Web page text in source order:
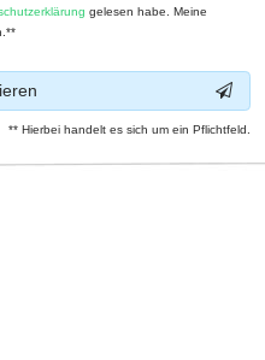
gelesen habe. Meine
** Hierbei handelt es sich um ein Pflichtfeld.